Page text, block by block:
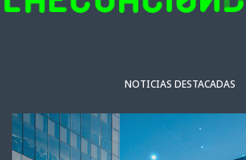
NOTICIAS DESTACADAS